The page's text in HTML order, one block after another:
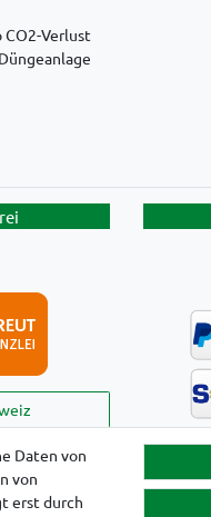
Verlust
Daten von
von
erst durch